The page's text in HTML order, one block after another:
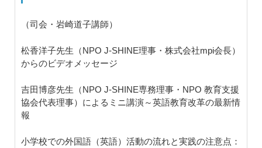
（司会・岩崎道子講師）
松香洋子先生（NPO J-SHINE理事・株式会社mpi会長）
からのビデオメッセージ
吉田博彦先生（NPO J-SHINE専務理事・NPO 教育支援
協会代表理事）によるミニ講演～英語教育改革の最新情
報
小学校での外国語（英語）活動の流れと実践の注意点：